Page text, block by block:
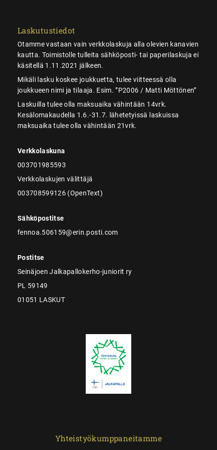
Laskutustiedot
Otamme vastaan vain verkkolaskuja alla olevien kanavien
kautta. Toimistolle tulleita sähköposti- tai paperilaskuja ei
käsitellä 1.11.2021 jälkeen.
Mikäli lasku koskee joukkuetta, tulee viitteessä olla
joukkueen nimi ja tilaaja. Esim. ”P2006 / Matti Möttönen”
Laskuilla tulee olla maksuaika vähintään 14vrk.
Kesälomakaudella 1.6.-31.7. lähetetyissä laskuissa
maksuaika tulee olla vähintään 21vrk.
Verkkolaskuna
003701985593
Verkkolaskujen välittäjä
003708599126 (OpenText)
Sähköpostitse
fennoa.506159@erin.posti.com
Postitse
Seinäjoen Jalkapallokerho-juniorit ry
PL 59149
01051 LASKUT
Yhteistyökumppaneitamme